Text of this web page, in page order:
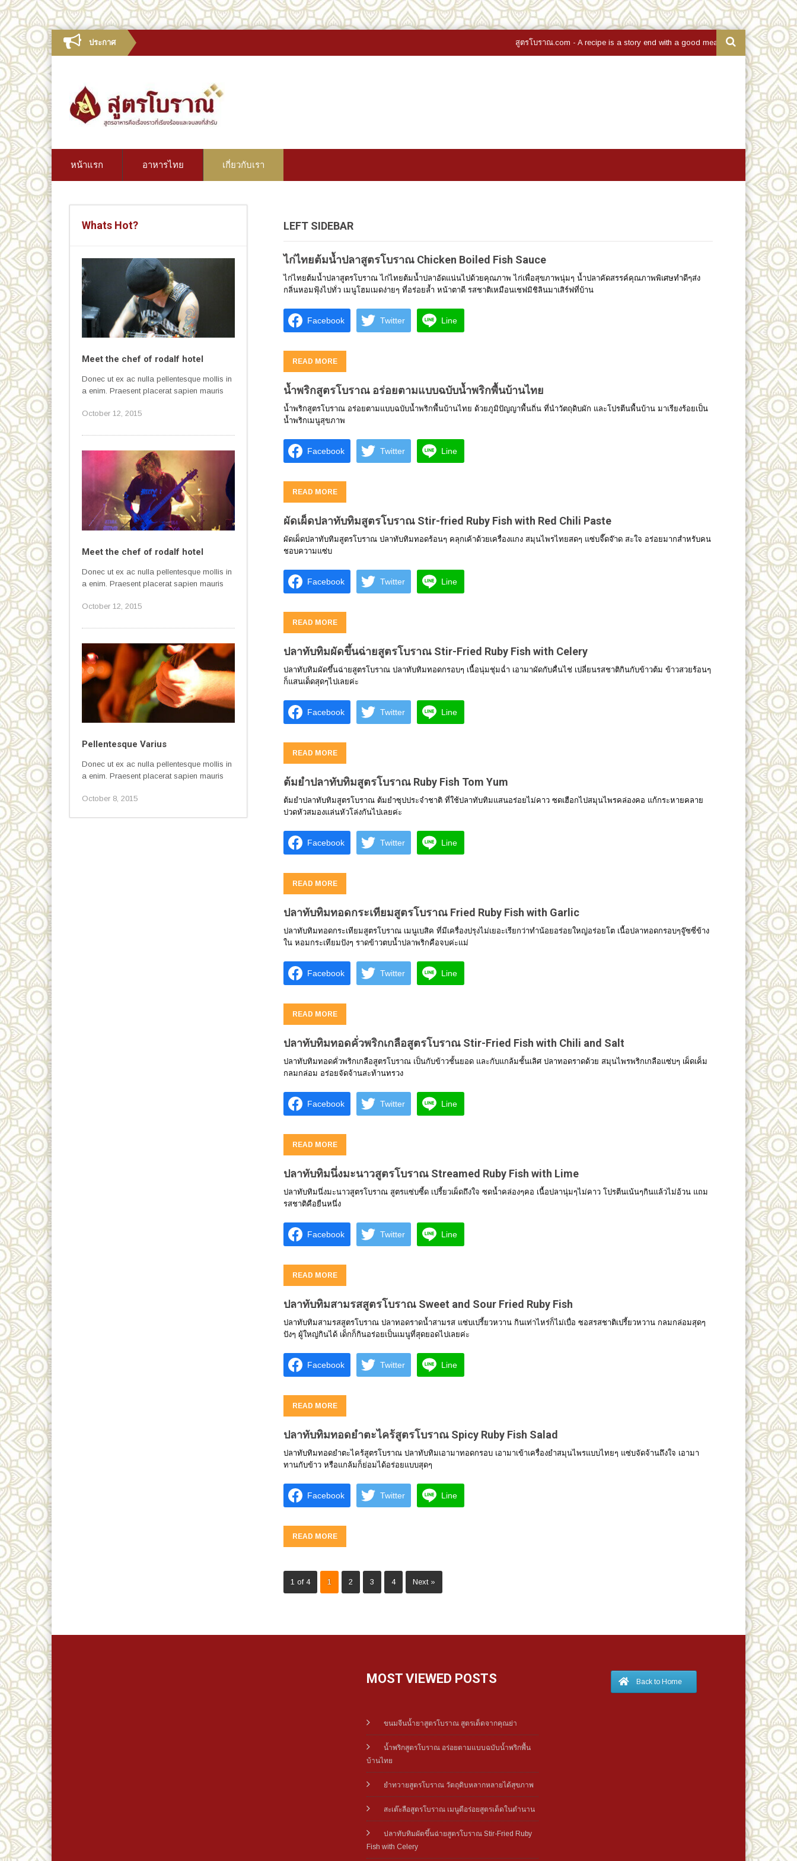
ประกาศ สูตรโบราณ.com - A recipe is a story end with a good meal - สูตรอาหารคือเรื่องราวที่เรียงร้
หน้าแรก อาหารไทย เกี่ยวกับเรา
LEFT SIDEBAR
ไก่ไทยต้มน้ำปลาสูตรโบราณ Chicken Boiled Fish Sauce
ไก่ไทยต้มน้ำปลาสูตรโบราณ ไก่ไทยต้มน้ำปลาอัดแน่นไปด้วยคุณภาพ ไก่เพื่อสุขภาพนุ่มๆ น้ำปลาคัดสรรค์คุณภาพพิเศษทำดีๆส่ง
กลิ่นหอมฟุ้งไปทั่ว เมนูโฮมเมดง่ายๆ ที่อร่อยล้ำ หน้าตาดี รสชาติเหมือนเชฟมิชิลินมาเสิร์ฟที่บ้าน
Facebook Twitter Line
READ MORE
น้ำพริกสูตรโบราณ อร่อยตามแบบฉบับน้ำพริกพื้นบ้านไทย
น้ำพริกสูตรโบราณ อร่อยตามแบบฉบับน้ำพริกพื้นบ้านไทย ด้วยภูมิปัญญาพื้นถิ่น ที่นำวัตถุดิบผัก และโปรตีนพื้นบ้าน มาเรียงร้อยเป็น
น้ำพริกเมนูสุขภาพ
Facebook Twitter Line
READ MORE
ผัดเผ็ดปลาทับทิมสูตรโบราณ Stir-fried Ruby Fish with Red Chili Paste
ผัดเผ็ดปลาทับทิมสูตรโบราณ ปลาทับทิมทอดร้อนๆ คลุกเค้าด้วยเครื่องแกง สมุนไพรไทยสดๆ แซ่บจี๊ดจ๊าด สะใจ อร่อยมากสำหรับคน
ชอบความแซ่บ
Facebook Twitter Line
READ MORE
ปลาทับทิมผัดขึ้นฉ่ายสูตรโบราณ Stir-Fried Ruby Fish with Celery
ปลาทับทิมผัดขึ้นฉ่ายสูตรโบราณ ปลาทับทิมทอดกรอบๆ เนื้อนุ่มชุ่มฉ่ำ เอามาผัดกับคื่นไช่ เปลี่ยนรสชาติกินกับข้าวต้ม ข้าวสวยร้อนๆ
ก็แสนเด็ดสุดๆไปเลยค่ะ
Facebook Twitter Line
READ MORE
ต้มยำปลาทับทิมสูตรโบราณ Ruby Fish Tom Yum
ต้มยำปลาทับทิมสูตรโบราณ ต้มยำซุปประจำชาติ ที่ใช้ปลาทับทิมแสนอร่อยไม่คาว ซดเฮือกไปสมุนไพรคล่องคอ แก้กระหายคลาย
ปวดหัวสมองแล่นหัวโล่งกันไปเลยค่ะ
Facebook Twitter Line
READ MORE
ปลาทับทิมทอดกระเทียมสูตรโบราณ Fried Ruby Fish with Garlic
ปลาทับทิมทอดกระเทียมสูตรโบราณ เมนูเบสิค ที่มีเครื่องปรุงไม่เยอะเรียกว่าทำน้อยอร่อยใหญ่อร่อยโต เนื้อปลาทอดกรอบๆจู๊ซซี่ข้าง
ใน หอมกระเทียมปังๆ ราดข้าวตบน้ำปลาพริกคือจบค่ะแม่
Facebook Twitter Line
READ MORE
ปลาทับทิมทอดคั่วพริกเกลือสูตรโบราณ Stir-Fried Fish with Chili and Salt
ปลาทับทิมทอดคั่วพริกเกลือสูตรโบราณ เป็นกับข้าวชั้นยอด และกับแกล้มชั้นเลิศ ปลาทอดราดด้วย สมุนไพรพริกเกลือแซ่บๆ เผ็ดเค็ม
กลมกล่อม อร่อยจัดจ้านสะท้านทรวง
Facebook Twitter Line
READ MORE
ปลาทับทิมนึ่งมะนาวสูตรโบราณ Streamed Ruby Fish with Lime
ปลาทับทิมนึ่งมะนาวสูตรโบราณ สูตรแซ่บซี้ด เปรี้ยวเผ็ดถึงใจ ซดน้ำคล่องๆคอ เนื้อปลานุ่มๆไม่คาว โปรตีนเน้นๆกินแล้วไม่อ้วน แถม
รสชาติคือยืนหนึ่ง
Facebook Twitter Line
READ MORE
ปลาทับทิมสามรสสูตรโบราณ Sweet and Sour Fried Ruby Fish
ปลาทับทิมสามรสสูตรโบราณ ปลาทอดราดน้ำสามรส แซ่บเปรี้ยวหวาน กินเท่าไหร่ก็ไม่เบื่อ ซอสรสชาติเปรี้ยวหวาน กลมกล่อมสุดๆ
ปังๆ ผู้ใหญ่กินได้ เด็กก็กินอร่อยเป็นเมนูที่สุดยอดไปเลยค่ะ
Facebook Twitter Line
READ MORE
ปลาทับทิมทอดยำตะไคร้สูตรโบราณ Spicy Ruby Fish Salad
ปลาทับทิมทอดยำตะไคร้สูตรโบราณ ปลาทับทิมเอามาทอดกรอบ เอามาเข้าเครื่องยำสมุนไพรแบบไทยๆ แซ่บจัดจ้านถึงใจ เอามา
ทานกับข้าว หรือแกล้มก็ย่อมได้อร่อยแบบสุดๆ
Facebook Twitter Line
READ MORE
1 of 4 1 2 3 4 Next »
Whats Hot?
Meet the chef of rodalf hotel
Donec ut ex ac nulla pellentesque mollis in
a enim. Praesent placerat sapien mauris
October 12, 2015
Meet the chef of rodalf hotel
Donec ut ex ac nulla pellentesque mollis in
a enim. Praesent placerat sapien mauris
October 12, 2015
Pellentesque Varius
Donec ut ex ac nulla pellentesque mollis in
a enim. Praesent placerat sapien mauris
October 8, 2015
MOST VIEWED POSTS
ขนมจีนน้ำยาสูตรโบราณ สูตรเด็ดจากคุณย่า
น้ำพริกสูตรโบราณ อร่อยตามแบบฉบับน้ำพริกพื้น
บ้านไทย
ยำทวายสูตรโบราณ วัตถุดิบหลากหลายได้สุขภาพ
สะเต๊ะลือสูตรโบราณ เมนูดีอร่อยสูตรเด็ดในตำนาน
ปลาทับทิมผัดขึ้นฉ่ายสูตรโบราณ Stir-Fried Ruby
Fish with Celery
Back to Home